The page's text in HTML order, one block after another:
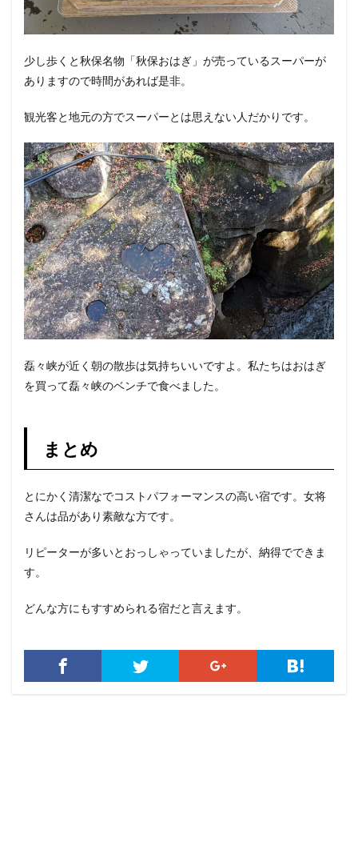
少し歩くと秋保名物「秋保おはぎ」が売っているスーパーが
ありますので時間があれば是非。
観光客と地元の方でスーパーとは思えない人だかりです。
磊々峡が近く朝の散歩は気持ちいいですよ。私たちはおはぎ
を買って磊々峡のベンチで食べました。
まとめ
とにかく清潔なでコストパフォーマンスの高い宿です。女将
さんは品があり素敵な方です。
リピーターが多いとおっしゃっていましたが、納得でできま
す。
どんな方にもすすめられる宿だと言えます。